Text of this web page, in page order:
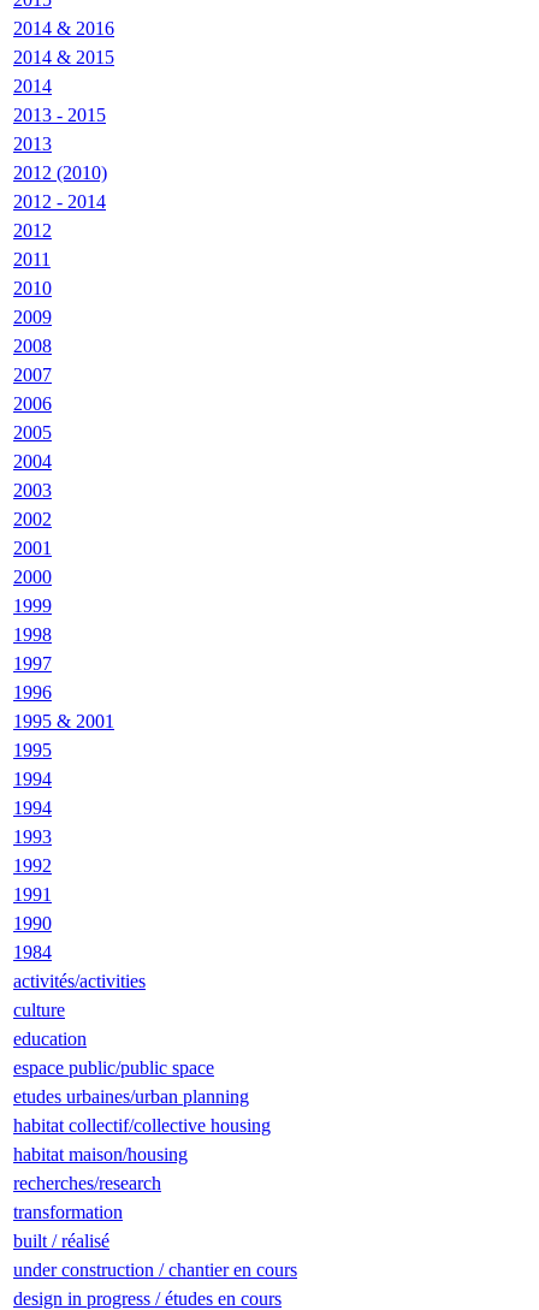
2014 & 2016
2014 & 2015
2014
2013 - 2015
2013
2012 (2010)
2012 - 2014
2012
2011
2010
2009
2008
2007
2006
2005
2004
2003
2002
2001
2000
1999
1998
1997
1996
1995 & 2001
1995
1994
1994
1993
1992
1991
1990
1984
activités/activities
culture
education
espace public/public space
etudes urbaines/urban planning
habitat collectif/collective housing
habitat maison/housing
recherches/research
transformation
built / réalisé
under construction / chantier en cours
design in progress / études en cours